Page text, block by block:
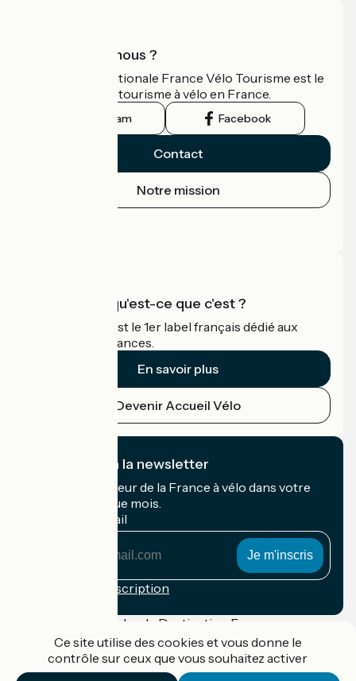
Qui sommes-nous ?
L'association nationale France Vélo Tourisme est le
guide officiel du tourisme à vélo en France.
Instagram Facebook
Contact
Notre mission
Accueil Vélo qu'est-ce que c'est ?
Accueil Vélo c'est le 1er label français dédié aux
cyclistes en vacances.
En savoir plus
Devenir Accueil Vélo
Je m'abonne à la newsletter
Recevez le meilleur de la France à vélo dans votre
boîte mail chaque mois.
Mon adresse mail
Conditions d'inscription
Financé dans le cadre de Destination France
Ce site utilise des cookies et vous donne le
contrôle sur ceux que vous souhaitez activer